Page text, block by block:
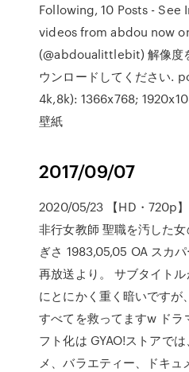
Following, 10 Posts -
videos from abdou now
(@abdoualittlebit) 解像度
ウンロードしてください.
4k,8k): 1366x768;
壁紙
2017/09/07
2020/05/23 【HD・720p
非行女教師 聖職を汚した
ぎさ 1983,05,05 OA スカ
再放送より。 サブタイト
にとにかく重く暗いですが
すべてを救ってますw ドラ
フト化は GYAO!ストアで
メ、バラエティー、ドキュ